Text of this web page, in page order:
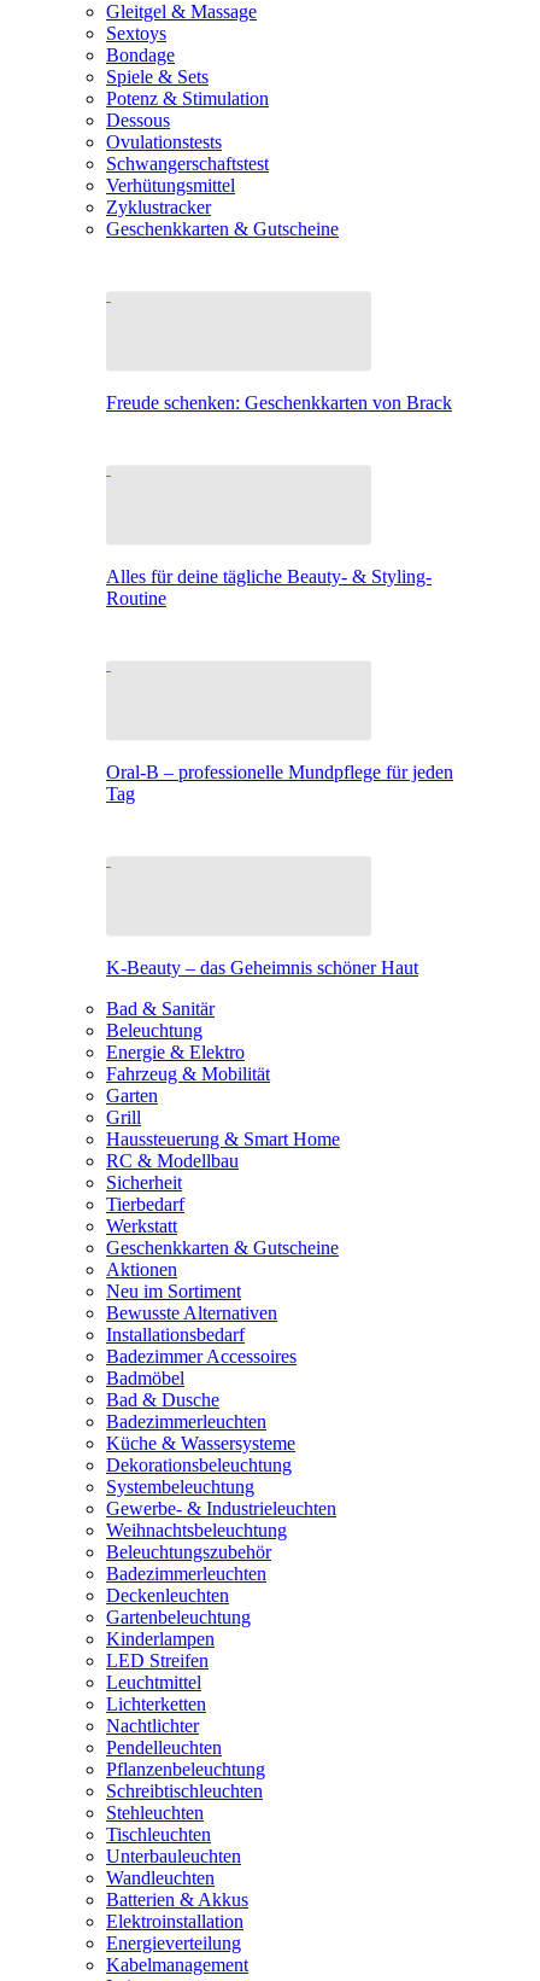
Gleitgel & Massage
Sextoys
Bondage
Spiele & Sets
Potenz & Stimulation
Dessous
Ovulationstests
Schwangerschaftstest
Verhütungsmittel
Zyklustracker
Geschenkkarten & Gutscheine
Freude schenken: Geschenkkarten von Brack
Alles für deine tägliche Beauty- & Styling-
Routine
Oral-B – professionelle Mundpflege für jeden
Tag
K-Beauty – das Geheimnis schöner Haut
Bad & Sanitär
Beleuchtung
Energie & Elektro
Fahrzeug & Mobilität
Garten
Grill
Haussteuerung & Smart Home
RC & Modellbau
Sicherheit
Tierbedarf
Werkstatt
Geschenkkarten & Gutscheine
Aktionen
Neu im Sortiment
Bewusste Alternativen
Installationsbedarf
Badezimmer Accessoires
Badmöbel
Bad & Dusche
Badezimmerleuchten
Küche & Wassersysteme
Dekorationsbeleuchtung
Systembeleuchtung
Gewerbe- & Industrieleuchten
Weihnachtsbeleuchtung
Beleuchtungszubehör
Badezimmerleuchten
Deckenleuchten
Gartenbeleuchtung
Kinderlampen
LED Streifen
Leuchtmittel
Lichterketten
Nachtlichter
Pendelleuchten
Pflanzenbeleuchtung
Schreibtischleuchten
Stehleuchten
Tischleuchten
Unterbauleuchten
Wandleuchten
Batterien & Akkus
Elektroinstallation
Energieverteilung
Kabelmanagement